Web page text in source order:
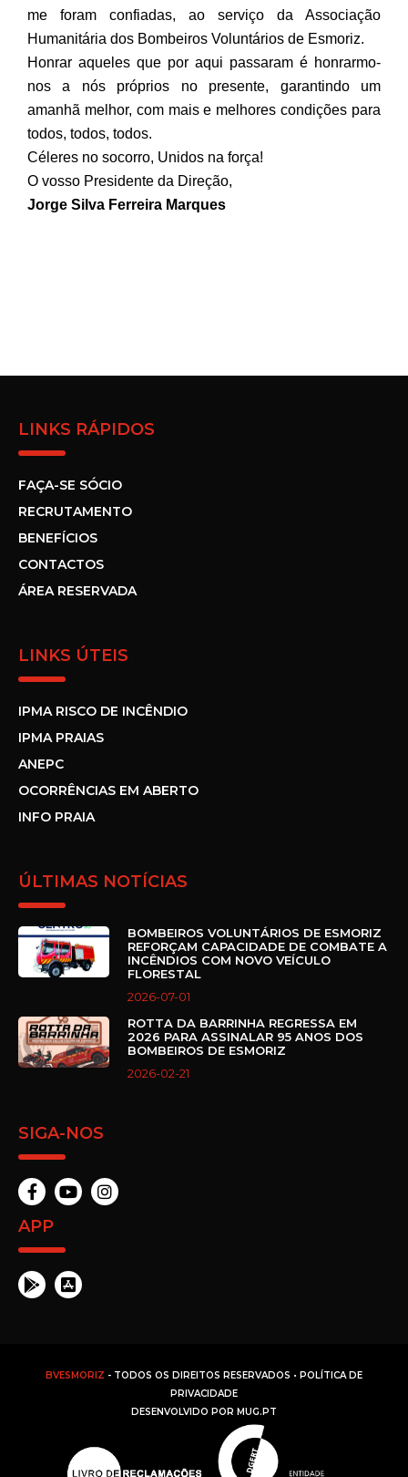
me foram confiadas, ao serviço da Associação
Humanitária dos Bombeiros Voluntários de Esmoriz.
Honrar aqueles que por aqui passaram é honrarmo-
nos a nós próprios no presente, garantindo um
amanhã melhor, com mais e melhores condições para
todos, todos, todos.
Céleres no socorro, Unidos na força!
O vosso Presidente da Direção,
Jorge Silva Ferreira Marques
LINKS RÁPIDOS
FAÇA-SE SÓCIO
RECRUTAMENTO
BENEFÍCIOS
CONTACTOS
ÁREA RESERVADA
LINKS ÚTEIS
IPMA RISCO DE INCÊNDIO
IPMA PRAIAS
ANEPC
OCORRÊNCIAS EM ABERTO
INFO PRAIA
ÚLTIMAS NOTÍCIAS
BOMBEIROS VOLUNTÁRIOS DE ESMORIZ
REFORÇAM CAPACIDADE DE COMBATE A
INCÊNDIOS COM NOVO VEÍCULO
FLORESTAL
2026-07-01
ROTTA DA BARRINHA REGRESSA EM
2026 PARA ASSINALAR 95 ANOS DOS
BOMBEIROS DE ESMORIZ
2026-02-21
SIGA-NOS
APP
BVESMORIZ - TODOS OS DIREITOS RESERVADOS • POLÍTICA DE
PRIVACIDADE
DESENVOLVIDO POR MUG.PT